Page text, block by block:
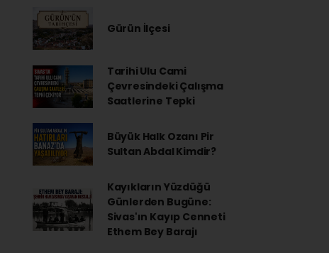
Gürün İlçesi
Tarihi Ulu Cami
Çevresindeki Çalışma
Saatlerine Tepki
Büyük Halk Ozanı Pir
Sultan Abdal Kimdir?
Kayıkların Yüzdüğü
Günlerden Bugüne:
Sivas'ın Kayıp Cenneti
Ethem Bey Barajı